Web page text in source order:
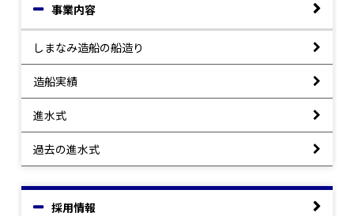
事業内容
しまなみ造船の船造り
造船実績
進水式
過去の進水式
採用情報